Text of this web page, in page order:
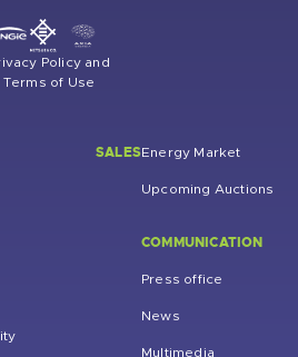
Policy and
Terms of Use
SALESEnergy Market
Upcoming Auctions
COMMUNICATION
Press office
News
Multimedia